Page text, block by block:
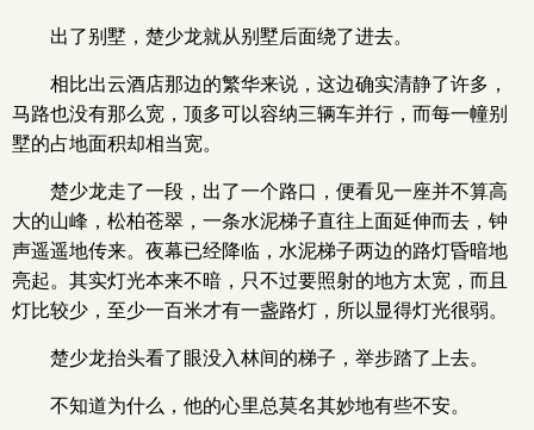
出了别墅，楚少龙就从别墅后面绕了进去。
相比出云酒店那边的繁华来说，这边确实清静了许多，
马路也没有那么宽，顶多可以容纳三辆车并行，而每一幢别
墅的占地面积却相当宽。
楚少龙走了一段，出了一个路口，便看见一座并不算高
大的山峰，松柏苍翠，一条水泥梯子直往上面延伸而去，钟
声遥遥地传来。夜幕已经降临，水泥梯子两边的路灯昏暗地
亮起。其实灯光本来不暗，只不过要照射的地方太宽，而且
灯比较少，至少一百米才有一盏路灯，所以显得灯光很弱。
楚少龙抬头看了眼没入林间的梯子，举步踏了上去。
不知道为什么，他的心里总莫名其妙地有些不安。